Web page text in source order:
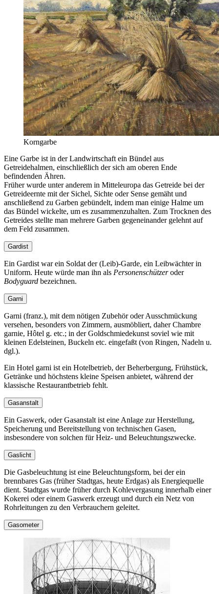
Korngarbe
Eine Garbe ist in der Landwirtschaft ein Bündel aus
Getreidehalmen, einschließlich der sich am oberen Ende
befindenden Ähren.
Früher wurde unter anderem in Mitteleuropa das Getreide bei der
Getreideernte mit der Sichel, Sichte oder Sense gemäht und
anschließend zu Garben gebündelt, indem man einige Halme um
das Bündel wickelte, um es zusammenzuhalten. Zum Trocknen des
Getreides stellte man mehrere Garben gegeneinander gelehnt auf
dem Feld zusammen.
Gardist
Ein Gardist war ein Soldat der (Leib)-Garde, ein Leibwächter in
Uniform. Heute würde man ihn als Personenschützeroder
Bodyguard bezeichnen.
Garni
Garni (franz.), mit dem nötigen Zubehör oder Ausschmückung
versehen, besonders von Zimmern, ausmöbliert, daher Chambre
garnie, Hôtel g. etc.; in der Goldschmiedekunst soviel wie mit
kleinen Edelsteinen, Buckeln etc. eingefaßt (von Ringen, Nadeln u.
dgl.).
Ein Hotel garni ist ein Hotelbetrieb, der Beherbergung, Frühstück,
Getränke und höchstens kleine Speisen anbietet, während der
klassische Restaurantbetrieb fehlt.
Gasanstalt
Ein Gaswerk, oder Gasanstalt ist eine Anlage zur Herstellung,
Speicherung und Bereitstellung von technischen Gasen,
insbesondere von solchen für Heiz- und Beleuchtungszwecke.
Gaslicht
Die Gasbeleuchtung ist eine Beleuchtungsform, bei der ein
brennbares Gas (früher Stadtgas, heute Erdgas) als Energiequelle
dient. Stadtgas wurde früher durch Kohlevergasung innerhalb einer
Kokerei oder einem Gaswerk erzeugt und durch ein Netz von
Rohrleitungen zu den Verbrauchern geleitet.
Gasometer